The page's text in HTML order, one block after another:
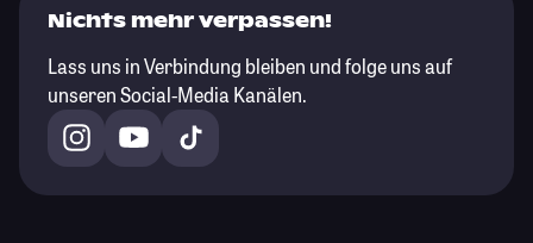
Nichts mehr verpassen!
Lass uns in Verbindung bleiben und folge uns auf
unseren Social-Media Kanälen.